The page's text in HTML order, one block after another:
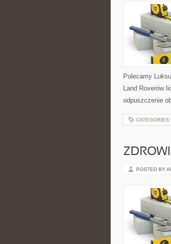
Polecamy
Land Roverów
odpuszczenie
CATEGORIES:
POSTED BY